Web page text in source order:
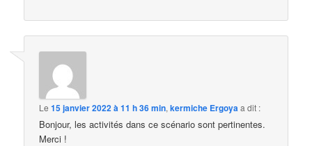
Le15 janvier 2022 à 11 h 36 min,kermiche Ergoya a dit :
Bonjour, les activités dans ce scénario sont pertinentes.
Merci !